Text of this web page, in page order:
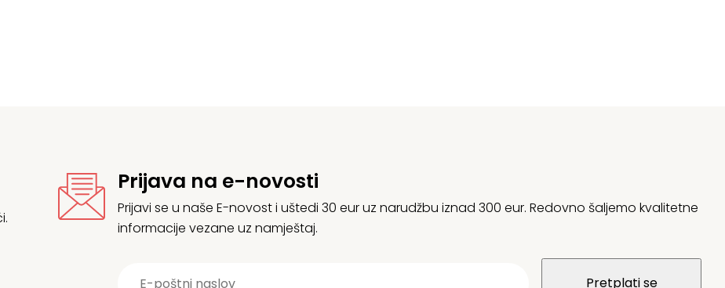
Prijava na e-novosti
Prijavi se u naše E-novost i uštedi 30 eur uz narudžbu iznad 300 eur. Redovno šaljemo kvalitetne
informacije vezane uz namještaj.